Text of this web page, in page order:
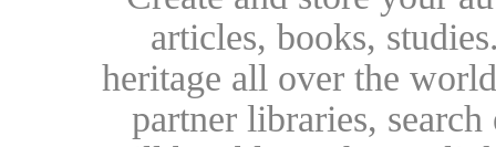
articles, books,
heritage all over the
partner libraries,